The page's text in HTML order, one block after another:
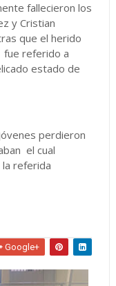
fallecieron los
y Cristian
que el herido
fue referido a
estado de
perdieron
el cual
la referida
Google+